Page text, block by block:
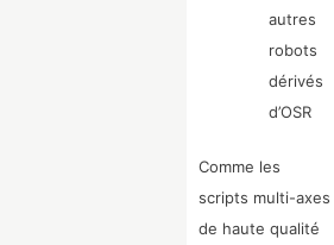
autres
robots
dérivés
d’OSR
Comme les
scripts multi-axes
de haute qualité